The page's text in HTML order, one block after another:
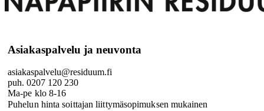
Asiakaspalvelu ja neuvonta
asiakaspalvelu@residuum.fi
puh. 0207 120 230
Ma-pe klo 8-16
Puhelun hinta soittajan liittymäsopimuksen mukainen